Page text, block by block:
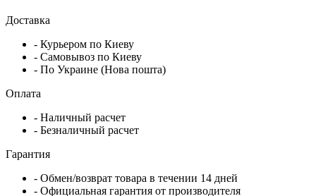
Доставка
- Курьером по Киеву
- Самовывоз по Киеву
- По Украине (Нова пошта)
Оплата
- Наличный расчет
- Безналичный расчет
Гарантия
- Обмен/возврат товара в течении 14 дней
- Официальная гарантия от производителя